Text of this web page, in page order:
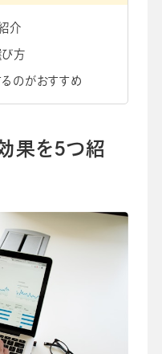
ー個人情報保護法
介
び方
のがおすすめ
果を5つ紹